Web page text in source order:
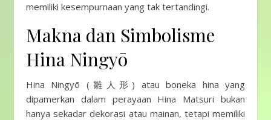
memiliki kesempurnaan yang tak tertandingi.
Makna dan Simbolisme
Hina Ningyō
Hina Ningyō (雛人形) atau boneka hina yang
dipamerkan dalam perayaan Hina Matsuri bukan
hanya sekadar dekorasi atau mainan, tetapi memiliki